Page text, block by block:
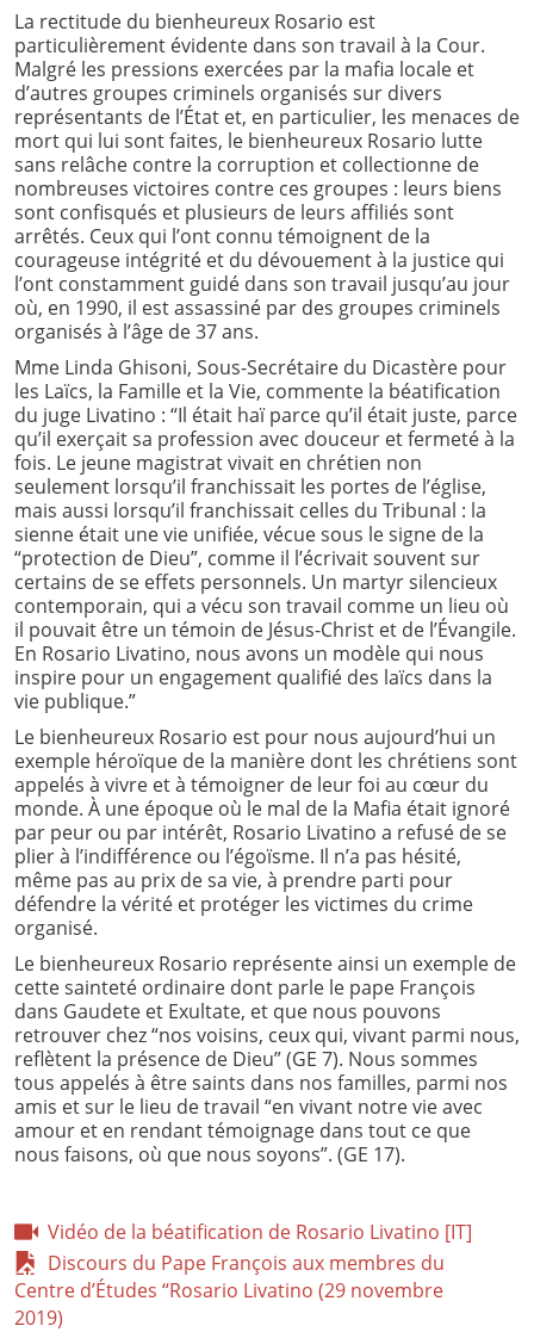
La rectitude du bienheureux Rosario est
particulièrement évidente dans son travail à la Cour.
Malgré les pressions exercées par la mafia locale et
d’autres groupes criminels organisés sur divers
représentants de l’État et, en particulier, les menaces de
mort qui lui sont faites, le bienheureux Rosario lutte
sans relâche contre la corruption et collectionne de
nombreuses victoires contre ces groupes : leurs biens
sont confisqués et plusieurs de leurs affiliés sont
arrêtés. Ceux qui l’ont connu témoignent de la
courageuse intégrité et du dévouement à la justice qui
l’ont constamment guidé dans son travail jusqu’au jour
où, en 1990, il est assassiné par des groupes criminels
organisés à l’âge de 37 ans.
Mme Linda Ghisoni, Sous-Secrétaire du Dicastère pour
les Laïcs, la Famille et la Vie, commente la béatification
du juge Livatino : “Il était haï parce qu’il était juste, parce
qu’il exerçait sa profession avec douceur et fermeté à la
fois. Le jeune magistrat vivait en chrétien non
seulement lorsqu’il franchissait les portes de l’église,
mais aussi lorsqu’il franchissait celles du Tribunal : la
sienne était une vie unifiée, vécue sous le signe de la
“protection de Dieu”, comme il l’écrivait souvent sur
certains de se effets personnels. Un martyr silencieux
contemporain, qui a vécu son travail comme un lieu où
il pouvait être un témoin de Jésus-Christ et de l’Évangile.
En Rosario Livatino, nous avons un modèle qui nous
inspire pour un engagement qualifié des laïcs dans la
vie publique.”
Le bienheureux Rosario est pour nous aujourd’hui un
exemple héroïque de la manière dont les chrétiens sont
appelés à vivre et à témoigner de leur foi au cœur du
monde. À une époque où le mal de la Mafia était ignoré
par peur ou par intérêt, Rosario Livatino a refusé de se
plier à l’indifférence ou l’égoïsme. Il n’a pas hésité,
même pas au prix de sa vie, à prendre parti pour
défendre la vérité et protéger les victimes du crime
organisé.
Le bienheureux Rosario représente ainsi un exemple de
cette sainteté ordinaire dont parle le pape François
dans Gaudete et Exultate, et que nous pouvons
retrouver chez “nos voisins, ceux qui, vivant parmi nous,
reflètent la présence de Dieu” (GE 7). Nous sommes
tous appelés à être saints dans nos familles, parmi nos
amis et sur le lieu de travail “en vivant notre vie avec
amour et en rendant témoignage dans tout ce que
nous faisons, où que nous soyons”. (GE 17).
Vidéo de la béatification de Rosario Livatino [IT]
Discours du Pape François aux membres du
Centre d’Études “Rosario Livatino (29 novembre
2019)